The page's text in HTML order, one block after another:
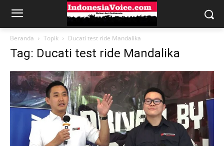
Beranda Topik Ducati test ride Mandalika
Tag: Ducati test ride Mandalika